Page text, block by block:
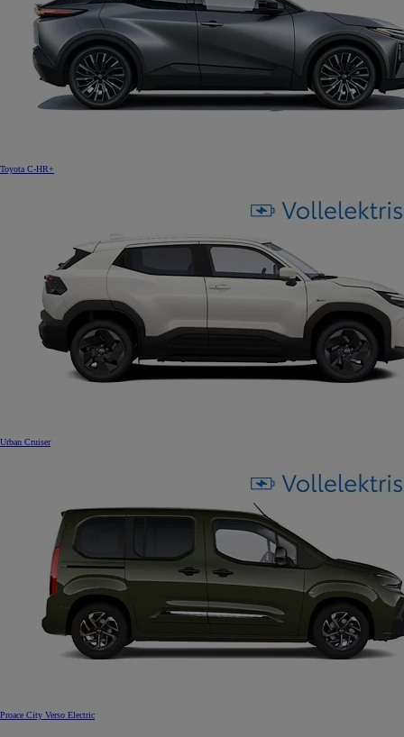
Toyota C-HR+
Urban Cruiser
Proace City Verso Electric